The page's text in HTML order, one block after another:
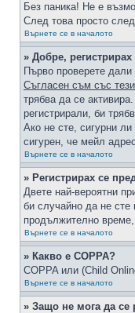
Без паника! Не е
След това просто
Върнете се в началото
» Добре,
Първо проверете
Съгласен съм със
трябва да се
регистрирали, би
Ако не сте, сигурни
сигурен, че мейл
Върнете се в началото
» Регистрирах се
Двете най-вероятни
би случайно да не сте
продължително
Върнете се в началото
» Какво е COPPA?
COPPA или (Child
Върнете се в началото
» Защо не мога да се